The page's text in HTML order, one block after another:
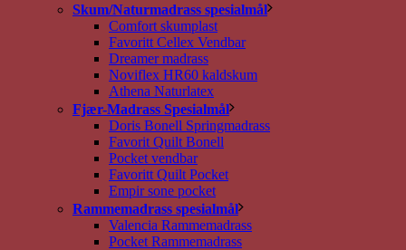
Skum/Naturmadrass spesialmål
Comfort skumplast
Favoritt Cellex Vendbar
Dreamer madrass
Noviflex HR60 kaldskum
Athena Naturlatex
Fjær-Madrass Spesialmål
Doris Bonell Springmadrass
Favorit Quilt Bonell
Pocket vendbar
Favoritt Quilt Pocket
Empir sone pocket
Rammemadrass spesialmål
Valencia Rammemadrass
Pocket Rammemadrass